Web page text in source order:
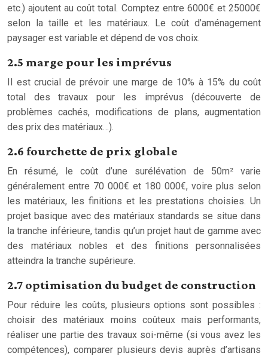
etc.) ajoutent au coût total. Comptez entre 6000€ et 25000€
selon la taille et les matériaux. Le coût d’aménagement
paysager est variable et dépend de vos choix.
2.5 marge pour les imprévus
Il est crucial de prévoir une marge de 10% à 15% du coût
total des travaux pour les imprévus (découverte de
problèmes cachés, modifications de plans, augmentation
des prix des matériaux…).
2.6 fourchette de prix globale
En résumé, le coût d’une surélévation de 50m² varie
généralement entre 70 000€ et 180 000€, voire plus selon
les matériaux, les finitions et les prestations choisies. Un
projet basique avec des matériaux standards se situe dans
la tranche inférieure, tandis qu’un projet haut de gamme avec
des matériaux nobles et des finitions personnalisées
atteindra la tranche supérieure.
2.7 optimisation du budget de construction
Pour réduire les coûts, plusieurs options sont possibles :
choisir des matériaux moins coûteux mais performants,
réaliser une partie des travaux soi-même (si vous avez les
compétences), comparer plusieurs devis auprès d’artisans